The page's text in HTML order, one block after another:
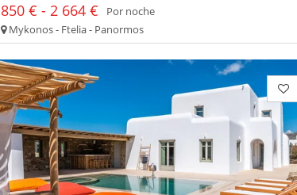
850 € - 2 664 €
Por noche
Mykonos - Ftelia - Panormos